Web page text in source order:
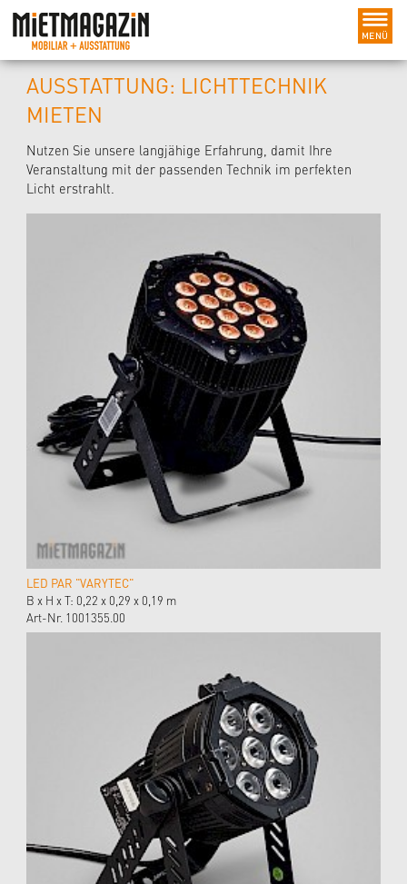
AUSSTATTUNG: LICHTTECHNIK
MIETEN
Nutzen Sie unsere langjähige Erfahrung, damit Ihre
Veranstaltung mit der passenden Technik im perfekten
Licht erstrahlt.
LED PAR "VARYTEC"
B x H x T: 0,22 x 0,29 x 0,19 m
Art-Nr. 1001355.00